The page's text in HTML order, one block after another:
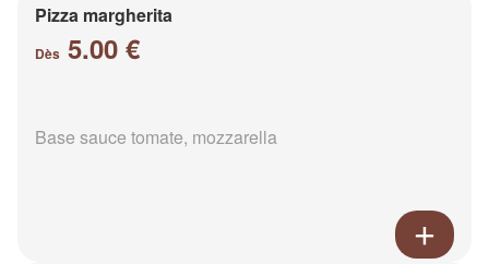
Pizza margherita
Dès 5.00 €
Base sauce tomate, mozzarella